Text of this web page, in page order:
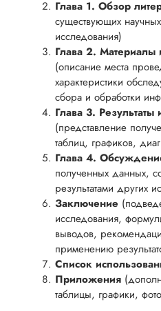
Глава 1. Обзор
существующих
исследования)
Глава 2. Материалы
(описание места
характеристики
сбора и обработки
Глава 3. Результаты
(представление
таблиц, графиков,
Глава 4.
полученных данных,
результатами других
Заключение
исследования,
выводов,
применению
Список
Приложения
таблицы, графики,